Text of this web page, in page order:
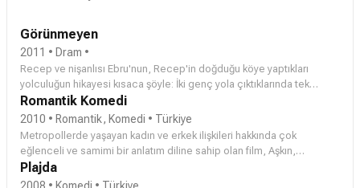
yaptıklarını görmek için oryantal kılığında otele sızarlar.
Görünmeyen
2011 • Dram •
Recep ve nişanlısı Ebru'nun, Recep'in doğduğu köye yaptıkları
yolculuğun hikayesi kısaca şöyle: İki genç yola çıktıklarında tek
bildikleri, evlilik kararlarını paylaşacakları ufak bir aile ziyaretine
gittikleridir. Birbirlerine duydukları sevgiyle gözlerine "görünmeyen"
bütün farklılıkları günyüzüne çıkaracak bu yolculuk, ikisini de biraz
tedirgin ederken tarih ve kader, onlara beklediklerinin çok ötesinde
bir sürpriz hazırlamıştır. 1936'da Ebru ve Recep'in ailelerinin aynı
topraklar üzerinde karşılaştığı, dedelerinin o dönemin önemli bir
Romantik Komedi
2010 • Romantik, Komedi • Türkiye
Metropollerde yaşayan kadın ve erkek ilişkileri hakkında çok
eğlenceli ve samimi bir anlatım diline sahip olan film, Aşkın,
dostluğun, arkadaşlığın, ve insanların içinde bulunduğu şehir
yaşamının, hayattaki yerini vurgulayacak.
Plajda